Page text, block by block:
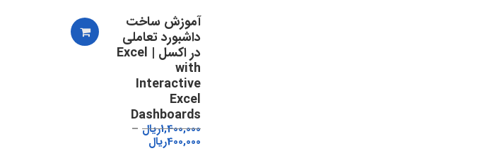
آموزش ساخت
داشبورد تعاملی
در اکسل | Excel
with
Interactive
Excel
Dashboards
1,400,000ریال
400,000ریال